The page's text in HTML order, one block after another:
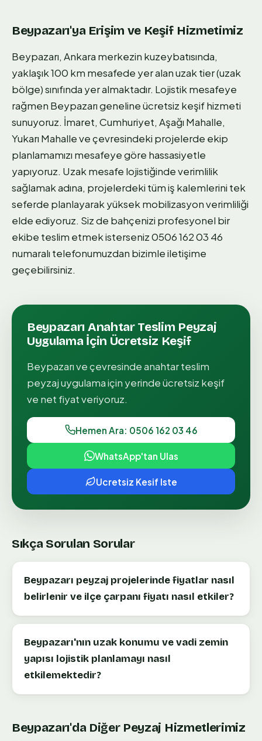
Beypazarı'ya Erişim ve Keşif Hizmetimiz
Beypazarı, Ankara merkezin kuzeybatısında,
yaklaşık 100 km mesafede yer alan uzak tier (uzak
bölge) sınıfında yer almaktadır. Lojistik mesafeye
rağmen Beypazarı geneline ücretsiz keşif hizmeti
sunuyoruz. İmaret, Cumhuriyet, Aşağı Mahalle,
Yukarı Mahalle ve çevresindeki projelerde ekip
planlamamızı mesafeye göre hassasiyetle
yapıyoruz. Uzak mesafe lojistiğinde verimlilik
sağlamak adına, projelerdeki tüm iş kalemlerini tek
seferde planlayarak yüksek mobilizasyon verimliliği
elde ediyoruz. Siz de bahçenizi profesyonel bir
ekibe teslim etmek isterseniz 0506 162 03 46
numaralı telefonumuzdan bizimle iletişime
geçebilirsiniz.
Beypazarı Anahtar Teslim Peyzaj
Uygulamaİçin Ücretsiz Keşif
Beypazarıve çevresindeanahtar teslim
peyzaj uygulamaiçin yerinde ücretsiz keşif
ve net fiyat veriyoruz.
Hemen Ara: 0506 162 03 46
WhatsApp'tan Ulas
Ucretsiz Kesif Iste
Sıkça Sorulan Sorular
Beypazarı peyzaj projelerinde fiyatlar nasıl
belirlenir ve ilçe çarpanı fiyatı nasıl etkiler?
Beypazarı'nın uzak konumu ve vadi zemin
yapısı lojistik planlamayı nasıl
etkilemektedir?
Beypazarı'da Diğer Peyzaj Hizmetlerimiz